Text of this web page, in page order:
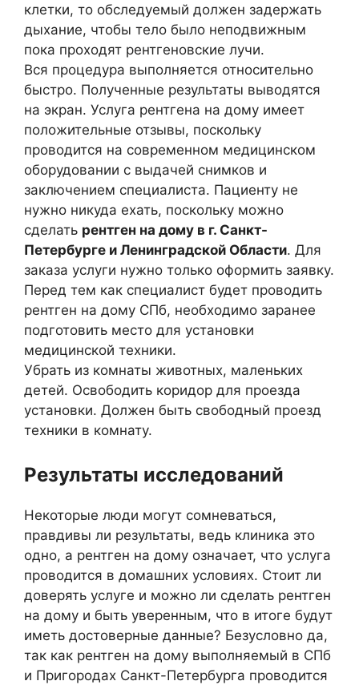
клетки, то обследуемый должен задержать
дыхание, чтобы тело было неподвижным
пока проходят рентгеновские лучи.
Вся процедура выполняется относительно
быстро. Полученные результаты выводятся
на экран. Услуга рентгена на дому имеет
положительные отзывы, поскольку
проводится на современном медицинском
оборудовании с выдачей снимков и
заключением специалиста. Пациенту не
нужно никуда ехать, поскольку можно
сделать рентген на дому в г. Санкт-
Петербурге и Ленинградской Области. Для
заказа услуги нужно только оформить заявку.
Перед тем как специалист будет проводить
рентген на дому СПб, необходимо заранее
подготовить место для установки
медицинской техники.
Убрать из комнаты животных, маленьких
детей. Освободить коридор для проезда
установки. Должен быть свободный проезд
техники в комнату.
Результаты исследований
Некоторые люди могут сомневаться,
правдивы ли результаты, ведь клиника это
одно, а рентген на дому означает, что услуга
проводится в домашних условиях. Стоит ли
доверять услуге и можно ли сделать рентген
на дому и быть уверенным, что в итоге будут
иметь достоверные данные? Безусловно да,
так как рентген на дому выполняемый в СПб
и Пригородах Санкт-Петербурга проводится